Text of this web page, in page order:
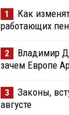
1
Как
работающих
2
Владимир
зачем Европе
3
Законы,
августе